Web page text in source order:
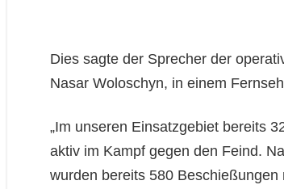
Dies sagte der Sprecher der
Nasar Woloschyn, in einem
„Im unseren Einsatzgebiet bereits
aktiv im Kampf gegen den Feind.
wurden bereits 580